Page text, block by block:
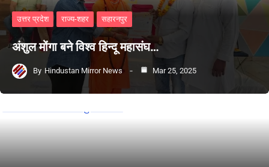
उत्तर प्रदेश राज्य-शहर सहारनपुर
अंशुल मोंगा बने विश्व हिन्दू महासंघ…
By Hindustan Mirror News Mar 25, 2025